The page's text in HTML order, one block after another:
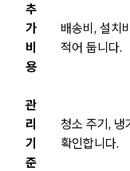
추
가
비
용
배송비, 설치
적어 둡니다.
관
리
기
준
청소 주기, 냉
확인합니다.